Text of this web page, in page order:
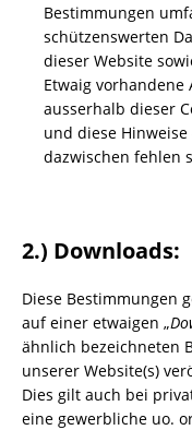
Bestimmungen
schützenswerten
dieser Website
Etwaig vorhandene
ausserhalb dieser
und diese
dazwischen fehlen
2.) Downloads:
Diese Bestimmungen
auf einer etwaigen „
ähnlich bezeichneten
unserer Website(s)
Dies gilt auch bei
eine gewerbliche uo.